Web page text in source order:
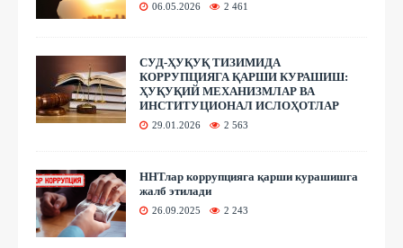
06.05.2026 2 461
СУД-ҲУҚУҚ ТИЗИМИДА
КОРРУПЦИЯГА ҚАРШИ КУРАШИШ:
ҲУҚУҚИЙ МЕХАНИЗМЛАР ВА
ИНСТИТУЦИОНАЛ ИСЛОҲОТЛАР
29.01.2026 2 563
ННТлар коррупцияга қарши курашишга
жалб этилади
26.09.2025 2 243